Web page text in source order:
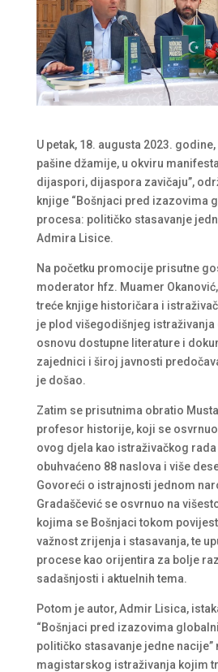
U petak, 18. augusta 2023.
pašine džamije, u okviru
dijaspori, dijaspora zavičaju”,
knjige “Bošnjaci pred izazovima
procesa: političko stasavanje
Admira Lisice.
Na početku promocije prisutne
moderator hfz. Muamer
treće knjige historičara i
je plod višegodišnjeg istraživanja
osnovu dostupne literature i
zajednici i široj javnosti
je došao.
Zatim se prisutnima obratio
profesor historije, koji se
ovog djela kao istraživačkog
obuhvaćeno 88 naslova i više
Govoreći o istrajnosti jednom
Gradaščević se osvrnuo na
kojima se Bošnjaci tokom
važnost zrijenja i stasavanja, te
procese kao orijentira za bolje
sadašnjosti i aktuelnih tema.
Potom je autor, Admir Lisica,
“Bošnjaci pred izazovima
političko stasavanje jedne nacije”
magistarskog istraživanja kojim